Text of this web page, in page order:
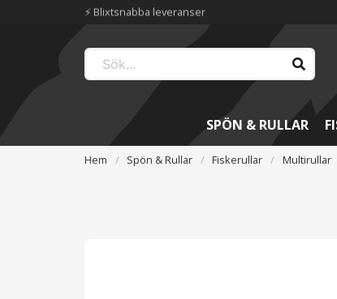
📦 Fraktfritt över 699 kr
SPÖN & RULLAR
Hem Spön & Rullar Fiskerullar Multirullar